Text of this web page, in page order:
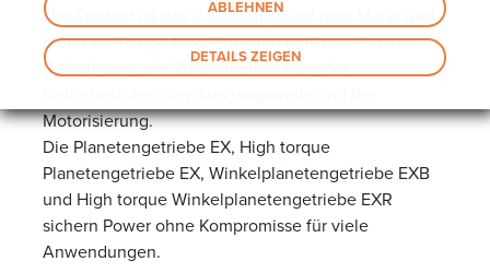
ABLEHNEN
DETAILS ZEIGEN
Das Produkt ist das Vielseitigste auf dem Markt und
bietet vielfältige Möglichkeiten hinsichtlich der
Befestigung, der Zusammensetzung der
Motorisierung.
Die Planetengetriebe EX, High torque
Planetengetriebe EX, Winkelplanetengetriebe EXB
und High torque Winkelplanetengetriebe EXR
sichern Power ohne Kompromisse für viele
Anwendungen.